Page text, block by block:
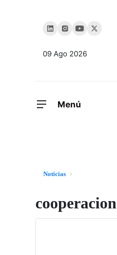
09 Ago 2026
Menú
Noticias
cooperacion